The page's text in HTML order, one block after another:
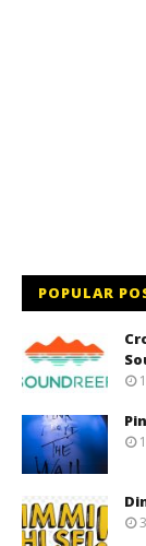
POPULAR